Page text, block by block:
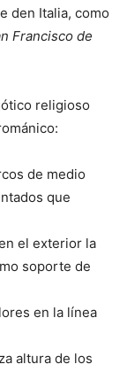
den Italia, como
Francisco de
religioso
de medio
que
el exterior la
soporte de
en la línea
altura de los